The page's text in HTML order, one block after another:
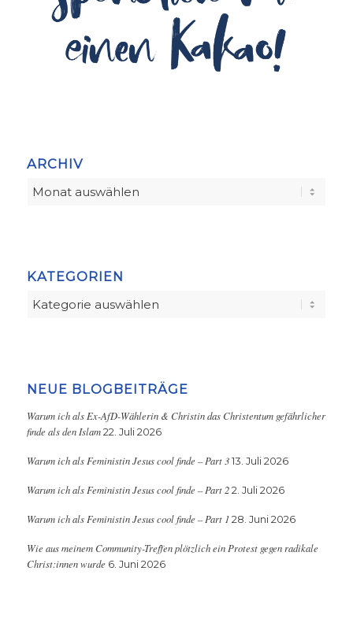
ARCHIV
KATEGORIEN
Kategorien
NEUE BLOGBEITRÄGE
Warum ich als Ex-AfD-Wählerin & Christin das Christentum gefährlicher
finde als den Islam 22. Juli 2026
Warum ich als Feministin Jesus cool finde – Part 3 13. Juli 2026
Warum ich als Feministin Jesus cool finde – Part 2 2. Juli 2026
Warum ich als Feministin Jesus cool finde – Part 1 28. Juni 2026
Wie aus meinem Community-Treffen plötzlich ein Protest gegen radikale
Christ:innen wurde 6. Juni 2026